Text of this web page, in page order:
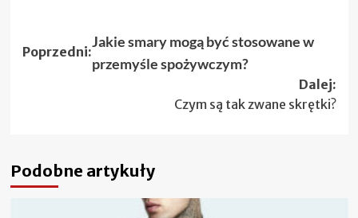
Zobacz
wpisy
Poprzedni:
Jakie smary mogą być stosowane w
przemyśle spożywczym?
Dalej:
Czym są tak zwane skrętki?
Podobne artykuły